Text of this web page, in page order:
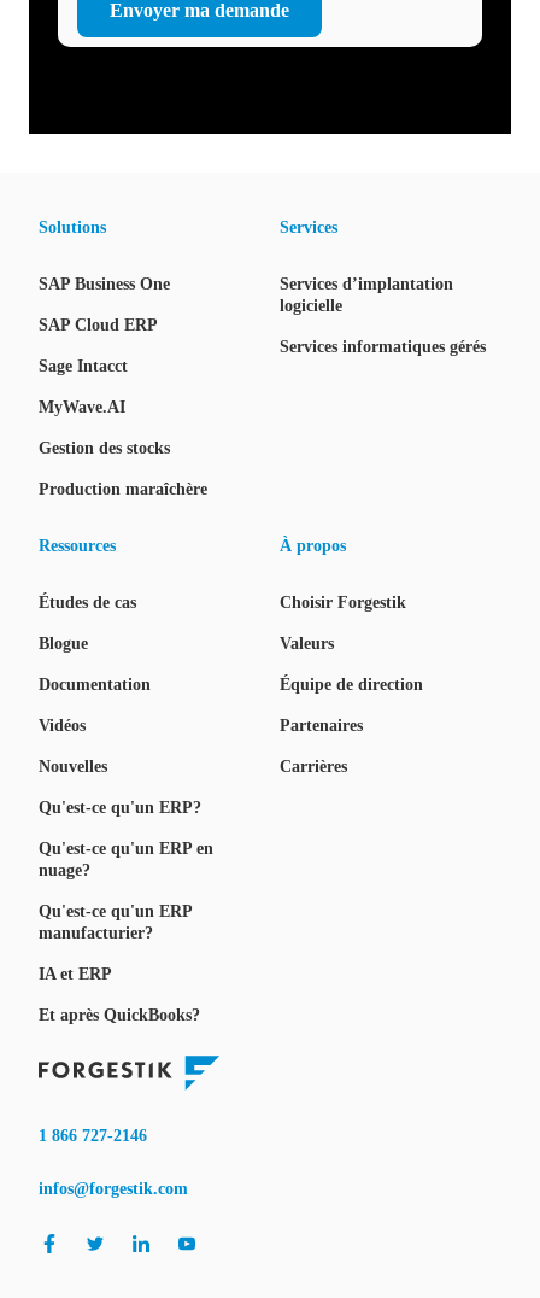
Solutions
SAP Business One
SAP Cloud ERP
Sage Intacct
MyWave.AI
Gestion des stocks
Production maraîchère
Services
Services d’implantation
logicielle
Services informatiques gérés
Ressources
Études de cas
Blogue
Documentation
Vidéos
Nouvelles
Qu'est-ce qu'un ERP?
Qu'est-ce qu'un ERP en
nuage?
Qu'est-ce qu'un ERP
manufacturier?
IA et ERP
Et après QuickBooks?
À propos
Choisir Forgestik
Valeurs
Équipe de direction
Partenaires
Carrières
1 866 727-2146
infos@forgestik.com